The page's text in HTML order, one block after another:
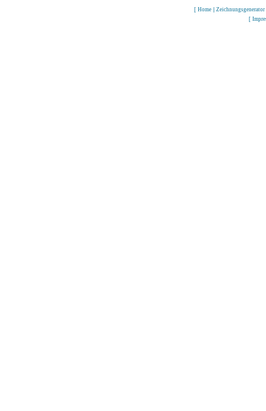
[ Home| Zeichnungsgenerator
[